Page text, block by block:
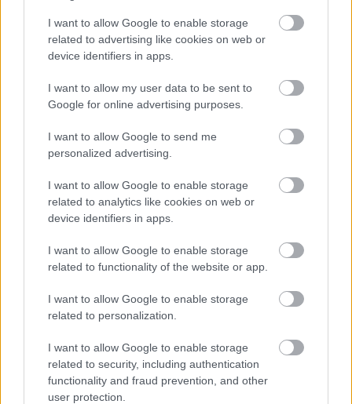
I want to allow Google to enable storage
related to advertising like cookies on web or
device identifiers in apps.
I want to allow my user data to be sent to
Google for online advertising purposes.
I want to allow Google to send me
personalized advertising.
I want to allow Google to enable storage
related to analytics like cookies on web or
device identifiers in apps.
I want to allow Google to enable storage
related to functionality of the website or app.
I want to allow Google to enable storage
related to personalization.
I want to allow Google to enable storage
related to security, including authentication
functionality and fraud prevention, and other
user protection.
Priorat-szemle - 7 bor 2013-ból
furmintfan•2018. december 26.
Ezzel a poszttal egy régóta tervezett kóstoló kálváriájára
sikerült pontot tenni az év végén. Eleinte csak véletlenül
tettem félre néhány ...